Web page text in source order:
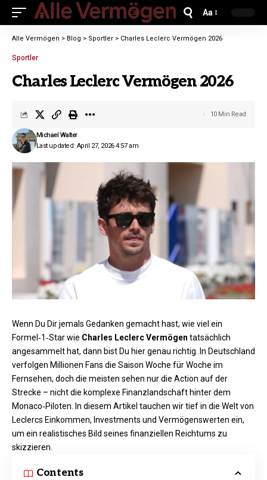
Aa
Alle Vermögen > Blog > Sportler > Charles Leclerc Vermögen 2026
Sportler
Charles Leclerc Vermögen 2026
Last updated: April 27, 2026 4:57 am
Michael Walter
10 Min Read
Wenn Du Dir jemals Gedanken gemacht hast, wie viel ein
Formel‑1‑Star wie Charles Leclerc Vermögen tatsächlich
angesammelt hat, dann bist Du hier genau richtig. In Deutschland
verfolgen Millionen Fans die Saison Woche für Woche im
Fernsehen, doch die meisten sehen nur die Action auf der
Strecke – nicht die komplexe Finanzlandschaft hinter dem
Monaco‑Piloten. In diesem Artikel tauchen wir tief in die Welt von
Leclercs Einkommen, Investments und Vermögenswerten ein,
um ein realistisches Bild seines finanziellen Reichtums zu
skizzieren.
Contents